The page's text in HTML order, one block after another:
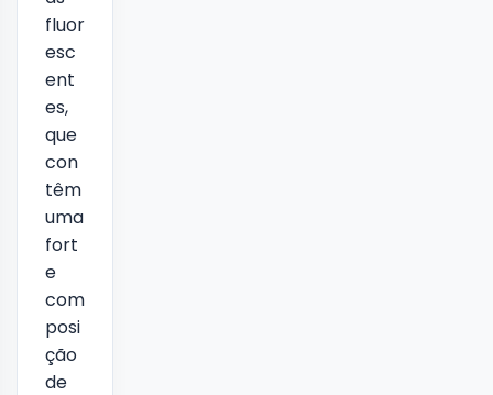
fluor
esc
ent
es,
que
con
têm
uma
fort
e
com
posi
ção
de